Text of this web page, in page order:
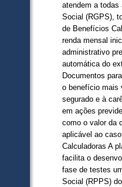
atendem a todas
Social (RGPS),
de Benefícios
renda mensal
administrativo
automática do
Documentos
o benefício mais
segurado e à
em ações
como o valor da
aplicável ao
Calculadoras A
facilita o
fase de testes
Social (RPPS)